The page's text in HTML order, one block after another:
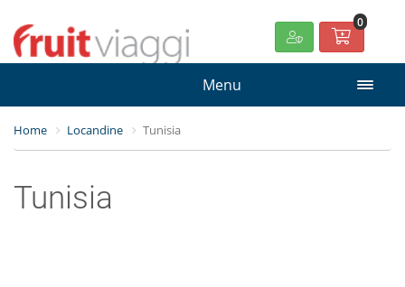
0
Menu
Home Locandine Tunisia
Tunisia